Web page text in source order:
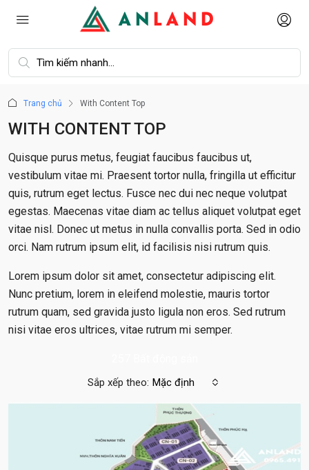
Trang chủ With Content Top
WITH CONTENT TOP
Quisque purus metus, feugiat faucibus faucibus ut,
vestibulum vitae mi. Praesent tortor nulla, fringilla ut efficitur
quis, rutrum eget lectus. Fusce nec dui nec neque volutpat
egestas. Maecenas vitae diam ac tellus aliquet volutpat eget
vitae nisl. Donec ut metus in nulla convallis porta. Sed in odio
orci. Nam rutrum ipsum elit, id facilisis nisi rutrum quis.
Lorem ipsum dolor sit amet, consectetur adipiscing elit.
Nunc pretium, lorem in eleifend molestie, mauris tortor
rutrum quam, sed gravida justo ligula non eros. Sed rutrum
nisi vitae eros ultrices, vitae rutrum mi semper.
Sắp xếp theo: Mặc định